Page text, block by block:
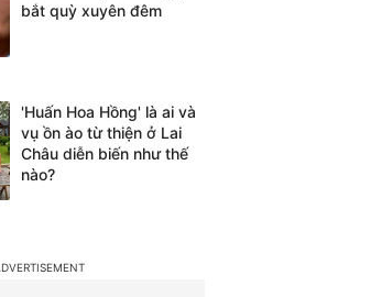
bắt quỳ xuyên đêm
'Huấn Hoa Hồng' là ai và
vụ ồn ào từ thiện ở Lai
Châu diễn biến như thế
nào?